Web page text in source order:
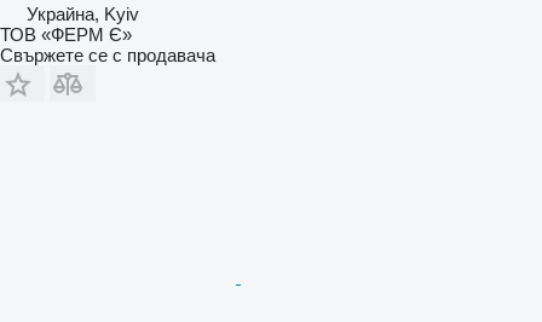
Украйна, Kyiv
ТОВ «ФЕРМ Є»
Свържете се с продавача